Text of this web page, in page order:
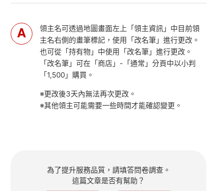
領主名可透過地圖畫面左上「領主資訊」中目前領
主名右側的畫筆標記，使用「改名筆」進行更改。
也可從「持有物」中使用「改名筆」進行更改。
「改名筆」可在「商店」-「通常」分頁中以小判
「1,500」購買。
※更改後3天內無法再次更改。
※其他領主可能需要一些時間才能確認變更。
為了提升服務品質，請填答問卷調查。
這篇文章是否有幫助？